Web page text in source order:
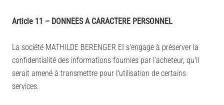
Article 11 – DONNEES A CARACTERE PERSONNEL
La société MATHILDE BERENGER EI s'engage à préserver la
confidentialité des informations fournies par l’acheteur, qu'il
serait amené à transmettre pour l'utilisation de certains
services.